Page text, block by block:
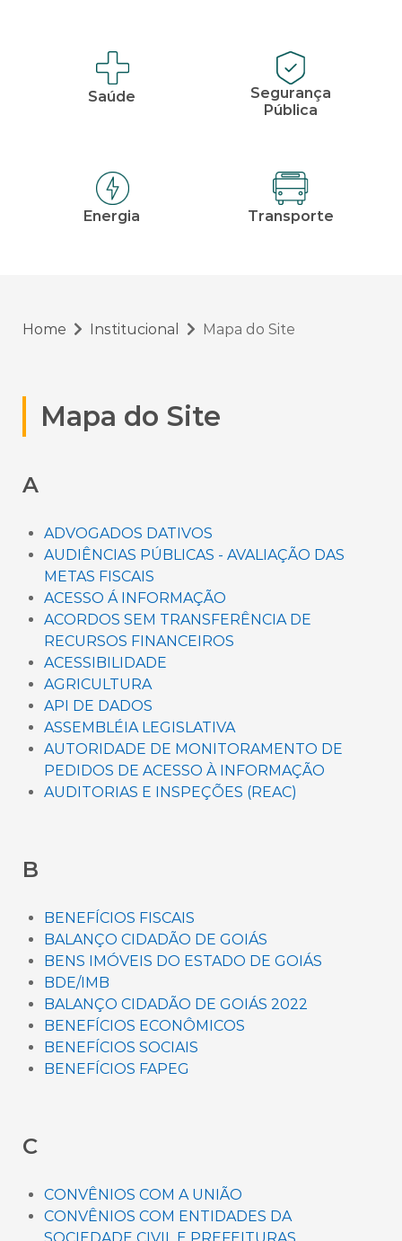
Saúde
Segurança
Pública
Energia Transporte
Home Institucional Mapa do Site
Mapa do Site
A
ADVOGADOS DATIVOS
AUDIÊNCIAS PÚBLICAS - AVALIAÇÃO DAS
METAS FISCAIS
ACESSO Á INFORMAÇÃO
ACORDOS SEM TRANSFERÊNCIA DE
RECURSOS FINANCEIROS
ACESSIBILIDADE
AGRICULTURA
API DE DADOS
ASSEMBLÉIA LEGISLATIVA
AUTORIDADE DE MONITORAMENTO DE
PEDIDOS DE ACESSO À INFORMAÇÃO
AUDITORIAS E INSPEÇÕES (REAC)
B
BENEFÍCIOS FISCAIS
BALANÇO CIDADÃO DE GOIÁS
BENS IMÓVEIS DO ESTADO DE GOIÁS
BDE/IMB
BALANÇO CIDADÃO DE GOIÁS 2022
BENEFÍCIOS ECONÔMICOS
BENEFÍCIOS SOCIAIS
BENEFÍCIOS FAPEG
C
CONVÊNIOS COM A UNIÃO
CONVÊNIOS COM ENTIDADES DA